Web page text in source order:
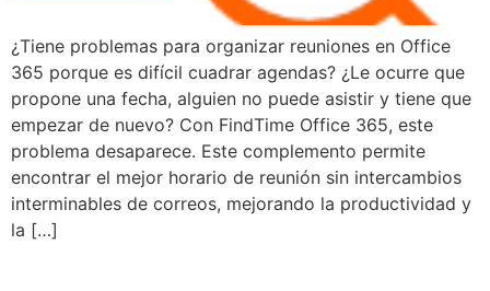
¿Tiene problemas para organizar reuniones en Office
365 porque es difícil cuadrar agendas? ¿Le ocurre que
propone una fecha, alguien no puede asistir y tiene que
empezar de nuevo? Con FindTime Office 365, este
problema desaparece. Este complemento permite
encontrar el mejor horario de reunión sin intercambios
interminables de correos, mejorando la productividad y
la […]